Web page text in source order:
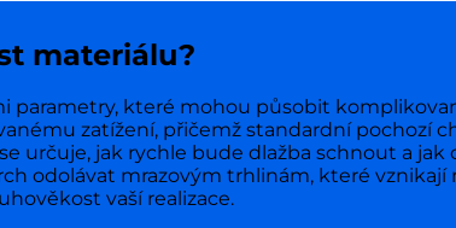
materiálu?
které mohou působit
zatížení, přičemž standardní pochozí
určuje, jak rychle bude dlažba schnout a
odolávat mrazovým trhlinám, které
vaší realizace.